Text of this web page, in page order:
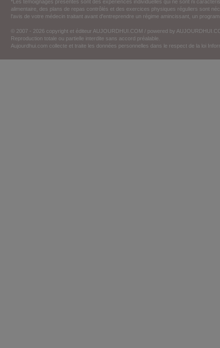
*Les témoignages présentés sont des expériences individuelles qui ne sont ni
alimentaire, des plans de repas contrôlés et des exercices physiques réguliers sont
l'avis de votre médecin traitant avant d'entreprendre un régime amincissant, un
© 2007 - 2026 copyright et éditeur AUJOURDHUI.COM / powered by
Reproduction totale ou partielle interdite sans accord préalable.
Aujourdhui.com collecte et traite les données personnelles dans le respect de la loi